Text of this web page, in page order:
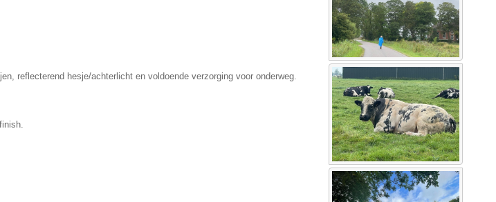
reflecterend hesje/achterlicht en voldoende verzorging voor onderweg.